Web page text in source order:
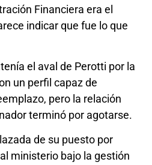
Financiera era el
indicar que fue lo que
el aval de Perotti por la
un perfil capaz de
pero la relación
terminó por agotarse.
de su puesto por
ministerio bajo la gestión